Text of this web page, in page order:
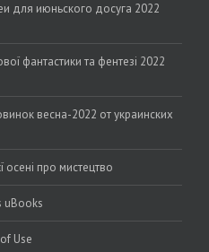
для июньского досуга 2022
фантастики та фентезі 2022
весна-2022 от украинских
осені про мистецтво
uBooks
Use